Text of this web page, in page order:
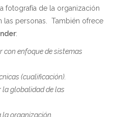
fotografía de la organización
las personas. También ofrece
:
con enfoque de sistemas
(cualificación).
la globalidad de las
organización.